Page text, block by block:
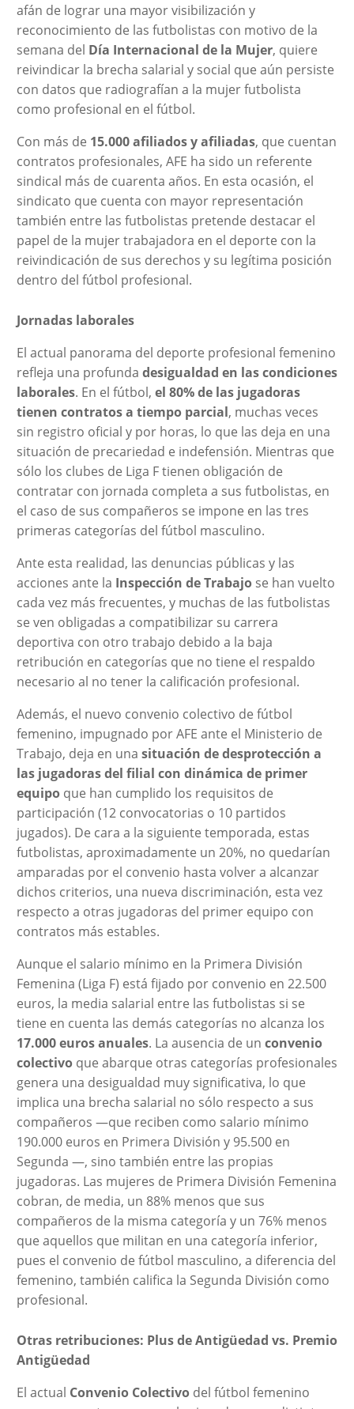
afán de lograr una mayor visibilización y
reconocimiento de las futbolistas con motivo de la
semana del Día Internacional de la Mujer, quiere
reivindicar la brecha salarial y social que aún persiste
con datos que radiografían a la mujer futbolista
como profesional en el fútbol.
Con más de 15.000 afiliados y afiliadas, que cuentan
contratos profesionales, AFE ha sido un referente
sindical más de cuarenta años. En esta ocasión, el
sindicato que cuenta con mayor representación
también entre las futbolistas pretende destacar el
papel de la mujer trabajadora en el deporte con la
reivindicación de sus derechos y su legítima posición
dentro del fútbol profesional.
Jornadas laborales
El actual panorama del deporte profesional femenino
refleja una profunda desigualdad en las condiciones
laborales. En el fútbol, el 80% de las jugadoras
tienen contratos a tiempo parcial, muchas veces
sin registro oficial y por horas, lo que las deja en una
situación de precariedad e indefensión. Mientras que
sólo los clubes de Liga F tienen obligación de
contratar con jornada completa a sus futbolistas, en
el caso de sus compañeros se impone en las tres
primeras categorías del fútbol masculino.
Ante esta realidad, las denuncias públicas y las
acciones ante la Inspección de Trabajose han vuelto
cada vez más frecuentes, y muchas de las futbolistas
se ven obligadas a compatibilizar su carrera
deportiva con otro trabajo debido a la baja
retribución en categorías que no tiene el respaldo
necesario al no tener la calificación profesional.
Además, el nuevo convenio colectivo de fútbol
femenino, impugnado por AFE ante el Ministerio de
Trabajo, deja en una situación de desprotección a
las jugadoras del filial con dinámica de primer
equipo que han cumplido los requisitos de
participación (12 convocatorias o 10 partidos
jugados). De cara a la siguiente temporada, estas
futbolistas, aproximadamente un 20%, no quedarían
amparadas por el convenio hasta volver a alcanzar
dichos criterios, una nueva discriminación, esta vez
respecto a otras jugadoras del primer equipo con
contratos más estables.
Aunque el salario mínimo en la Primera División
Femenina (Liga F) está fijado por convenio en 22.500
euros, la media salarial entre las futbolistas si se
tiene en cuenta las demás categorías no alcanza los
17.000 euros anuales. La ausencia de un convenio
colectivoque abarque otras categorías profesionales
genera una desigualdad muy significativa, lo que
implica una brecha salarial no sólo respecto a sus
compañeros —que reciben como salario mínimo
190.000 euros en Primera División y 95.500 en
Segunda —, sino también entre las propias
jugadoras. Las mujeres de Primera División Femenina
cobran, de media, un 88% menos que sus
compañeros de la misma categoría y un 76% menos
que aquellos que militan en una categoría inferior,
pues el convenio de fútbol masculino, a diferencia del
femenino, también califica la Segunda División como
profesional.
Otras retribuciones: Plus de Antigüedad vs. Premio
Antigüedad
El actual Convenio Colectivodel fútbol femenino